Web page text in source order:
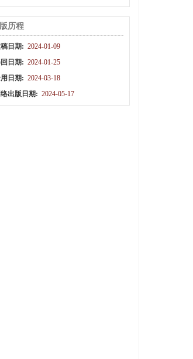
历程
日期: 2024-01-09
日期: 2024-01-25
日期: 2024-03-18
络出版日期: 2024-05-17